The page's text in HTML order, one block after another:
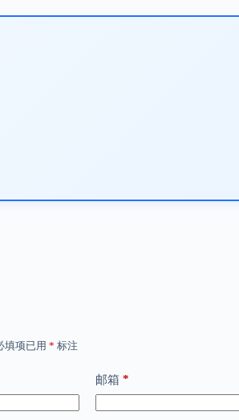
填项已用 * 标注
邮箱 *